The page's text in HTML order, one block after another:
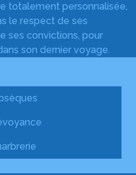
totalement personnalisée,
le respect de ses
ses convictions, pour
son dernier voyage.